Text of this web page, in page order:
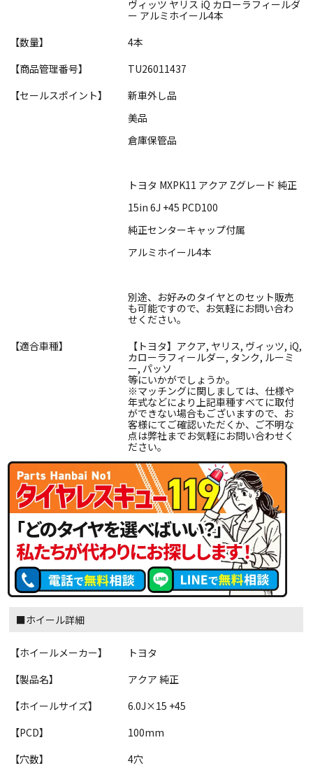
ヴィッツ ヤリス iQ カローラフィールダ
ー アルミホイール4本
【数量】
4本
【商品管理番号】
TU26011437
【セールスポイント】
新車外し品
美品
倉庫保管品
トヨタ MXPK11 アクア Zグレード 純正
15in 6J +45 PCD100
純正センターキャップ付属
アルミホイール4本
別途、お好みのタイヤとのセット販売
も可能ですので、お気軽にお問い合わ
せください。
【適合車種】
【トヨタ】アクア, ヤリス, ヴィッツ, iQ,
カローラフィールダー, タンク, ルーミ
ー, パッソ
等にいかがでしょうか。
※マッチングに関しましては、仕様や
年式などにより上記車種すべてに取付
ができない場合もございますので、お
客様にてご確認いただくか、ご不明な
点は弊社までお気軽にお問い合わせく
ださい。
■ホイール詳細
【ホイールメーカー】
トヨタ
【製品名】
アクア 純正
【ホイールサイズ】
6.0J×15 +45
【PCD】
100mm
【穴数】
4穴